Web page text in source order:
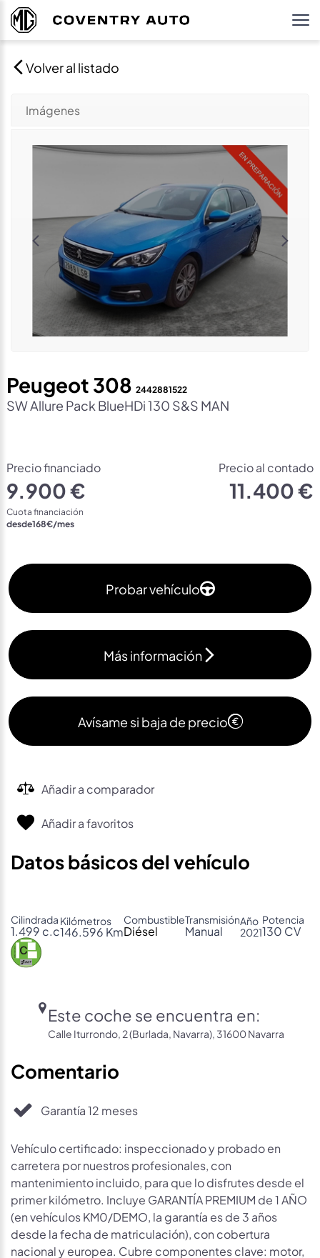
Volver al listado
Imágenes
Peugeot 308 2442881522
SW Allure Pack BlueHDi 130 S&S MAN
Precio financiado
9.900 €
Cuota financiación
desde168€/mes
Precio al contado
11.400 €
Probar vehículo
Más información
Avísame si baja de precio
Añadir a comparador
Añadir a favoritos
Datos básicos del vehículo
Cilindrada
1.499 c.c
Kilómetros
146.596 Km
Combustible
Diésel
Transmisión
Manual
Año
2021
Potencia
130 CV
Este coche se encuentra en:
Calle Iturrondo, 2 (Burlada, Navarra), 31600 Navarra
Comentario
Garantía 12 meses
Vehículo certificado: inspeccionado y probado en
carretera por nuestros profesionales, con
mantenimiento incluido, para que lo disfrutes desde el
primer kilómetro. Incluye GARANTÍA PREMIUM de 1 AÑO
(en vehículos KM0/DEMO, la garantía es de 3 años
desde la fecha de matriculación), con cobertura
nacional y europea. Cubre componentes clave: motor,